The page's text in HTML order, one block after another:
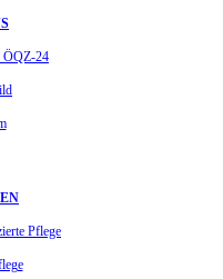
ÖQZ-24
Pflege